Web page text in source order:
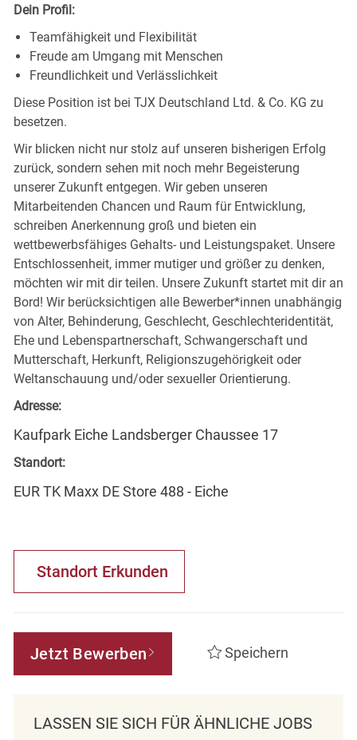
Dein Profil:
Teamfähigkeit und Flexibilität
Freude am Umgang mit Menschen
Freundlichkeit und Verlässlichkeit
Diese Position ist bei TJX Deutschland Ltd. & Co. KG zu
besetzen.
Wir blicken nicht nur stolz auf unseren bisherigen Erfolg
zurück, sondern sehen mit noch mehr Begeisterung
unserer Zukunft entgegen. Wir geben unseren
Mitarbeitenden Chancen und Raum für Entwicklung,
schreiben Anerkennung groß und bieten ein
wettbewerbsfähiges Gehalts- und Leistungspaket. Unsere
Entschlossenheit, immer mutiger und größer zu denken,
möchten wir mit dir teilen. Unsere Zukunft startet mit dir an
Bord! Wir berücksichtigen alle Bewerber*innen unabhängig
von Alter, Behinderung, Geschlecht, Geschlechteridentität,
Ehe und Lebenspartnerschaft, Schwangerschaft und
Mutterschaft, Herkunft, Religionszugehörigkeit oder
Weltanschauung und/oder sexueller Orientierung.
Adresse:
Kaufpark Eiche Landsberger Chaussee 17
Standort:
EUR TK Maxx DE Store 488 - Eiche
Standort Erkunden
Jetzt Bewerben Speichern
LASSEN SIE SICH FÜR ÄHNLICHE JOBS